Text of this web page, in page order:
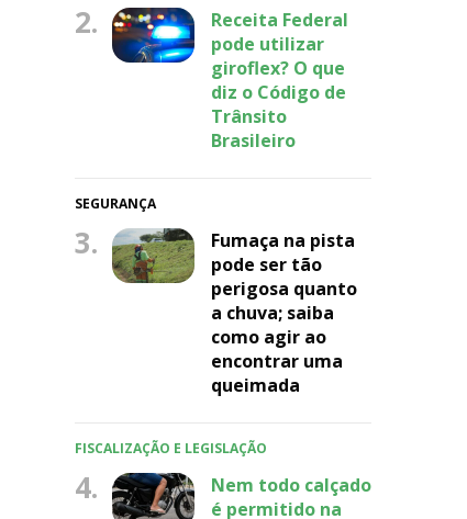
2.
Receita Federal
pode utilizar
giroflex? O que
diz o Código de
Trânsito
Brasileiro
SEGURANÇA
3.
Fumaça na pista
pode ser tão
perigosa quanto
a chuva; saiba
como agir ao
encontrar uma
queimada
FISCALIZAÇÃO E LEGISLAÇÃO
4.
Nem todo calçado
é permitido na